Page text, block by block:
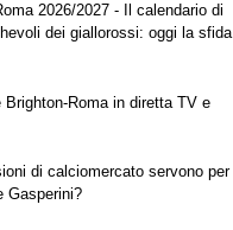
2026/2027 - Il calendario di
dei giallorossi: oggi la sfida
Brighton-Roma in diretta TV e
di calciomercato servono per
Gasperini?